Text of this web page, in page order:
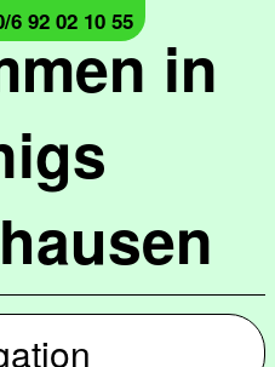
in
92 02 10 55